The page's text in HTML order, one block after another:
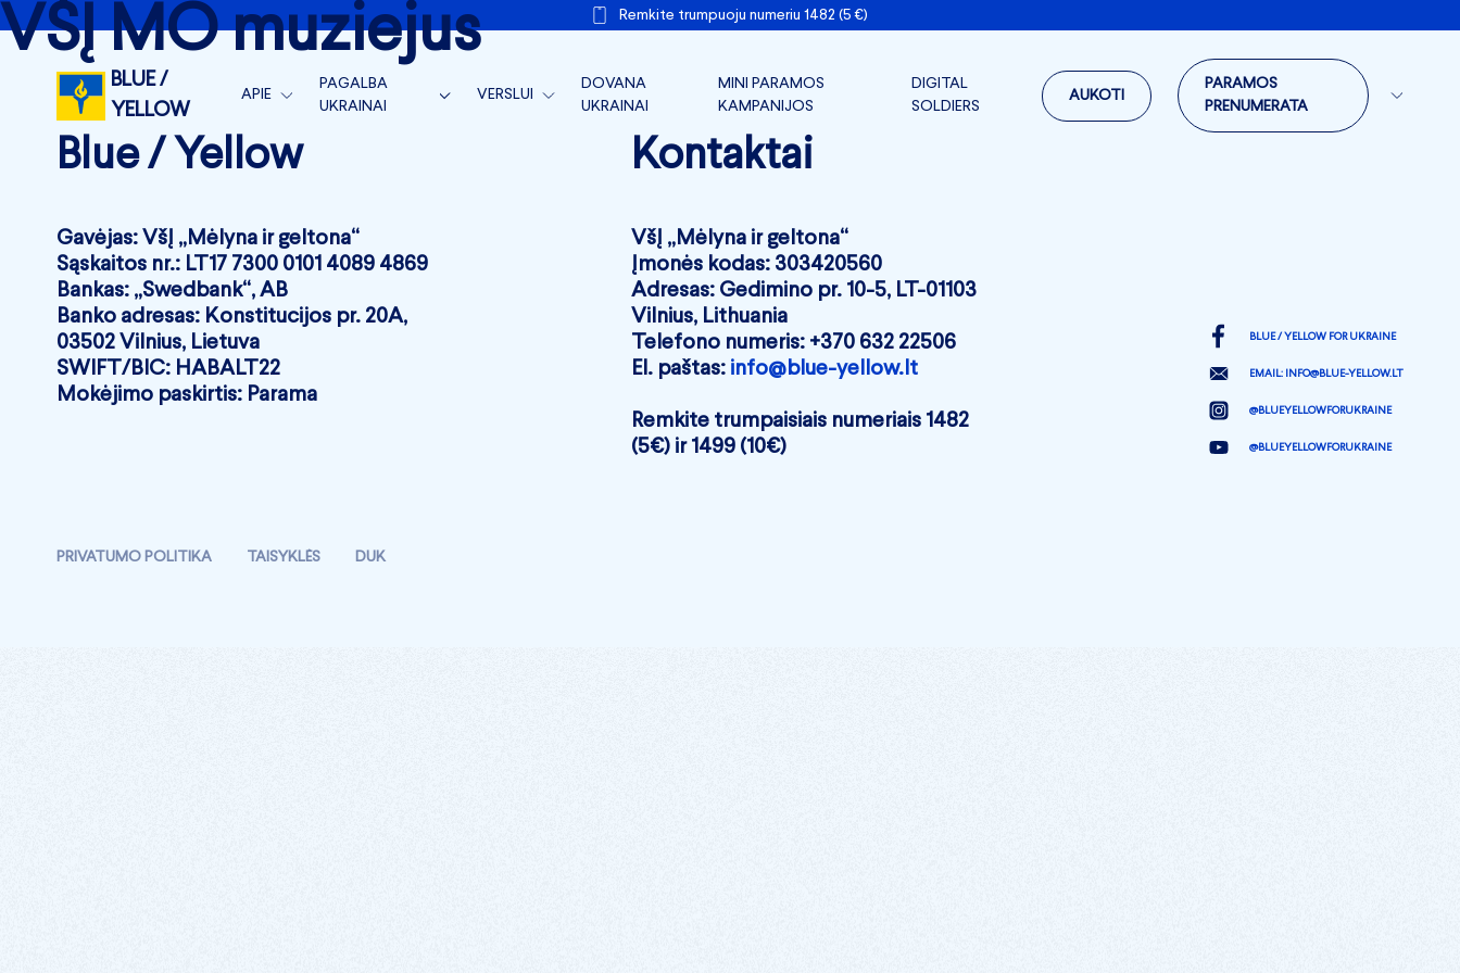
Remkite trumpuoju numeriu 1482 (5 €)
BLUE /
YELLOW
APIE
APIE MUS
RĖMĖJAI
SUSISIEKITE
PAGALBA
UKRAINAI
MĖNESIO ATASKAITOS
METINĖS ATASKAITOS IR DOKUMENTAI
SKIRTI 1.2 %
VERSLUI
DOVANA
UKRAINAI
MINI PARAMOS
KAMPANIJOS
DIGITAL
SOLDIERS
AUKOTI
PARAMOS
PRENUMERATA
VŠĮ MO muziejus
Blue / Yellow
Gavėjas: VšĮ „Mėlyna ir geltona“
Sąskaitos nr.: LT17 7300 0101 4089 4869
Bankas: „Swedbank“, AB
Banko adresas: Konstitucijos pr. 20A,
03502 Vilnius, Lietuva
SWIFT/BIC: HABALT22
Mokėjimo paskirtis: Parama
Kontaktai
VšĮ „Mėlyna ir geltona“
Įmonės kodas: 303420560
Adresas: Gedimino pr. 10-5, LT-01103
Vilnius, Lithuania
Telefono numeris: +370 632 22506
El. paštas: info@blue-yellow.lt
Remkite trumpaisiais numeriais 1482
(5€) ir 1499 (10€)
BLUE / YELLOW FOR UKRAINE
EMAIL: INFO@BLUE-YELLOW.LT
@BLUEYELLOWFORUKRAINE
@BLUEYELLOWFORUKRAINE
PRIVATUMO POLITIKA TAISYKLĖS DUK